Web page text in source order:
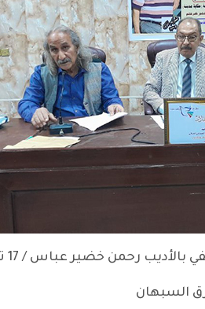
رحمن خضير عباس / 17 تشرين الثاني 2022
السبهان